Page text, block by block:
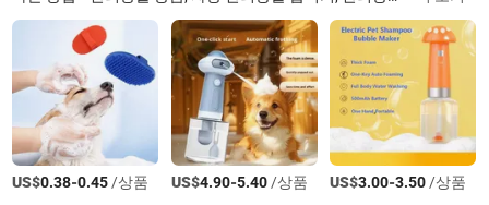
US$0.38-0.45/상품 US$4.90-5.40/상품 US$3.00-3.50/상품